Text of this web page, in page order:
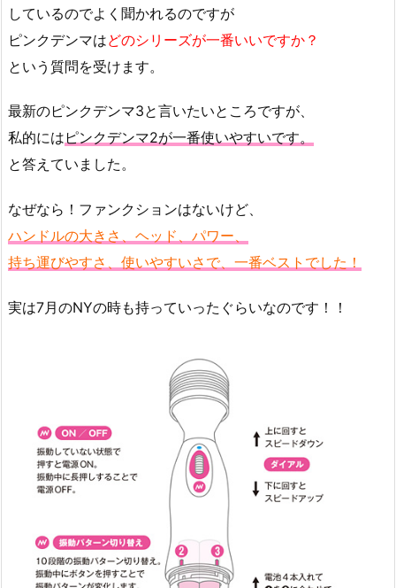
しているのでよく聞かれるのですが
ピンクデンマはどのシリーズが一番いいですか？
という質問を受けます。
最新のピンクデンマ3と言いたいところですが、
私的には ピンクデンマ2が一番使いやすいです。
と答えていました。
なぜなら！ファンクションはないけど、
ハンドルの大きさ、ヘッド、パワー、
持ち運びやすさ、使いやすいさで、一番ベストでした！
実は7月のNYの時も持っていったぐらいなのです！！